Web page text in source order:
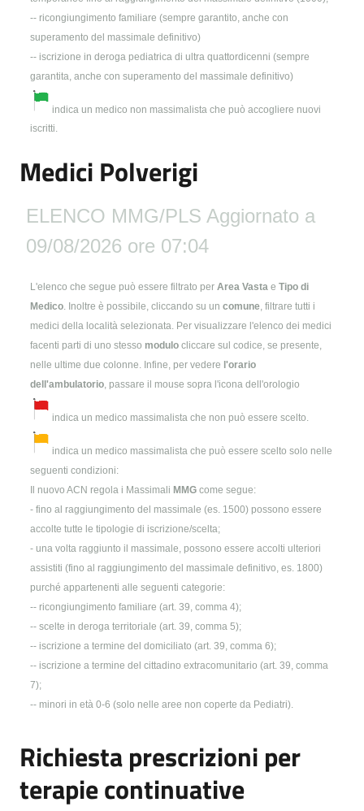
Medici Polverigi
Richiesta prescrizioni per
terapie continuative